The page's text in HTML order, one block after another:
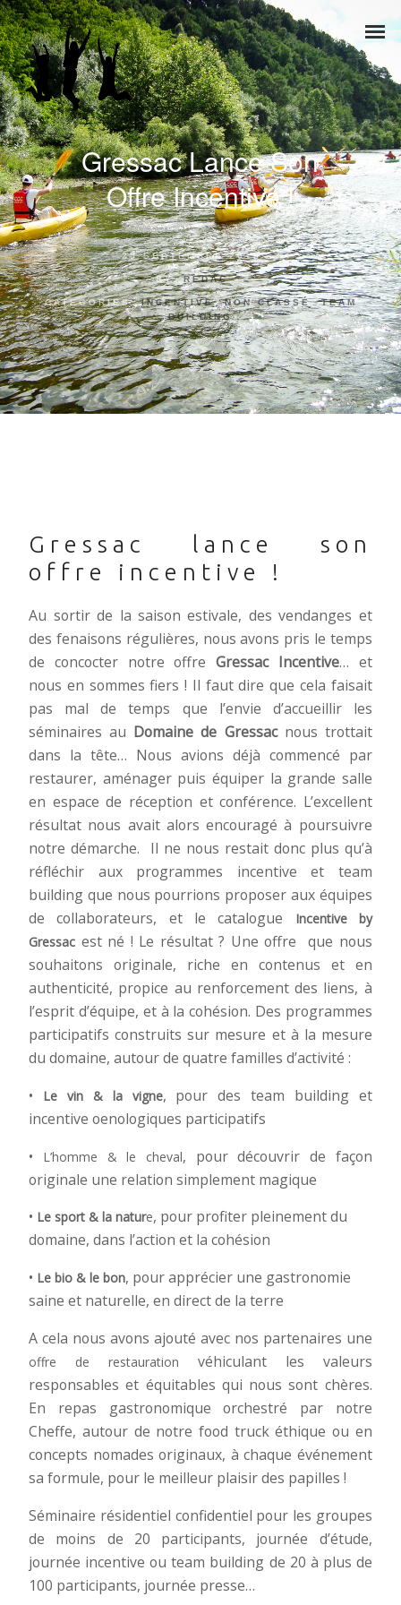
Gressac Lance Son
Offre Incentive !
25 SEPTEMBRE 2018
BY:REDAC
CATEGORIES:INCENTIVE,NON CLASSÉ,TEAM
BUILDING
Gressac lance son
offre incentive !
Au sortir de la saison estivale, des vendanges et
des fenaisons régulières, nous avons pris le temps
de concocter notre offreGressac Incentive… et
nous en sommes fiers ! Il faut dire que cela faisait
pas mal de temps que l’envie d’accueillir les
séminaires au Domaine de Gressacnous trottait
dans la tête… Nous avions déjà commencé par
restaurer, aménager puis équiper la grande salle
en espace de réception et conférence. L’excellent
résultat nous avait alors encouragé à poursuivre
notre démarche. Il ne nous restait donc plus qu’à
réfléchir aux programmes incentive et team
building que nous pourrions proposer aux équipes
de collaborateurs, et le catalogue
Incentive by
Gressac est né ! Le résultat ? Une offre que nous
souhaitons originale, riche en contenus et en
authenticité, propice au renforcement des liens, à
l’esprit d’équipe, et à la cohésion. Des programmes
participatifs construits sur mesure et à la mesure
du domaine, autour de quatre familles d’activité :
•
Le vin & la vigne, pour des team building et
incentive oenologiques participatifs
•
L’homme & le cheval, pour découvrir de façon
originale une relation simplement magique
• Le sport & la nature, pour profiter pleinement du
domaine, dans l’action et la cohésion
• Le bio & le bon, pour apprécier une gastronomie
saine et naturelle, en direct de la terre
A cela nous avons ajouté avec nos partenaires une
offre de restauration
véhiculant les valeurs
responsables et équitables qui nous sont chères.
En repas gastronomique orchestré par notre
Cheffe, autour de notre food truck éthique ou en
concepts nomades originaux, à chaque événement
sa formule, pour le meilleur plaisir des papilles !
Séminaire résidentiel confidentiel pour les groupes
de moins de 20 participants, journée d’étude,
journée incentive ou team building de 20 à plus de
100 participants, journée presse…